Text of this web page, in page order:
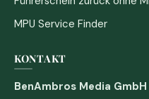
MPU Service Finder
KONTAKT
BenAmbros Media GmbH